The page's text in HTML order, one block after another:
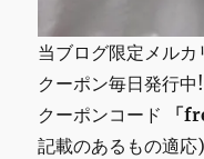
当ブログ限定メル
クーポン毎日発行中!
クーポンコード
「
記載のあるもの適